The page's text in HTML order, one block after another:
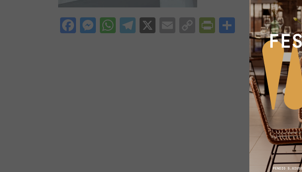
Facebook
Messenger
WhatsApp
Telegram
X EmailCopyPrintFriendly
Condividi